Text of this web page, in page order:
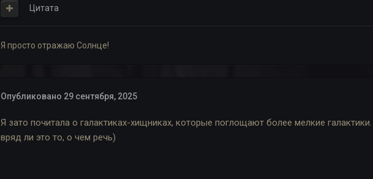
Цитата
Я просто отражаю Солнце!
Опубликовано 29 сентября, 2025
Я зато почитала о галактиках-хищниках, которые поглощают более мелкие
вряд ли это то, о чем речь)